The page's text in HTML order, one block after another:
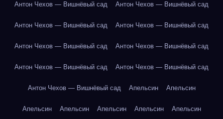
Антон Чехов — Вишнёвый сад Антон Чехов — Вишнёвый сад
Антон Чехов — Вишнёвый сад Антон Чехов — Вишнёвый сад
Антон Чехов — Вишнёвый сад Антон Чехов — Вишнёвый сад
Антон Чехов — Вишнёвый сад Антон Чехов — Вишнёвый сад
Антон Чехов — Вишнёвый сад Апельсин Апельсин
Апельсин Апельсин Апельсин Апельсин Апельсин